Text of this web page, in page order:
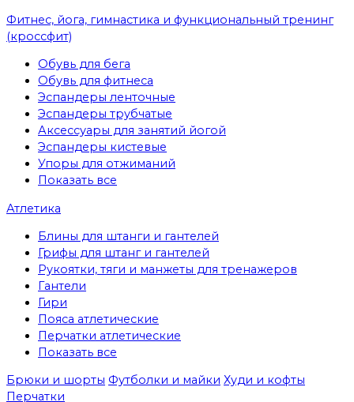
Фитнес, йога, гимнастика и функциональный тренинг
(кроссфит)
Обувь для бега
Обувь для фитнеса
Эспандеры ленточные
Эспандеры трубчатые
Аксессуары для занятий йогой
Эспандеры кистевые
Упоры для отжиманий
Показать все
Атлетика
Блины для штанги и гантелей
Грифы для штанг и гантелей
Рукоятки, тяги и манжеты для тренажеров
Гантели
Гири
Пояса атлетические
Перчатки атлетические
Показать все
Брюки и шорты Футболки и майки Худи и кофты
Перчатки